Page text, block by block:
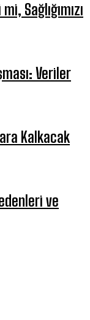
Sağlığımızı
Veriler
Kalkacak
ve